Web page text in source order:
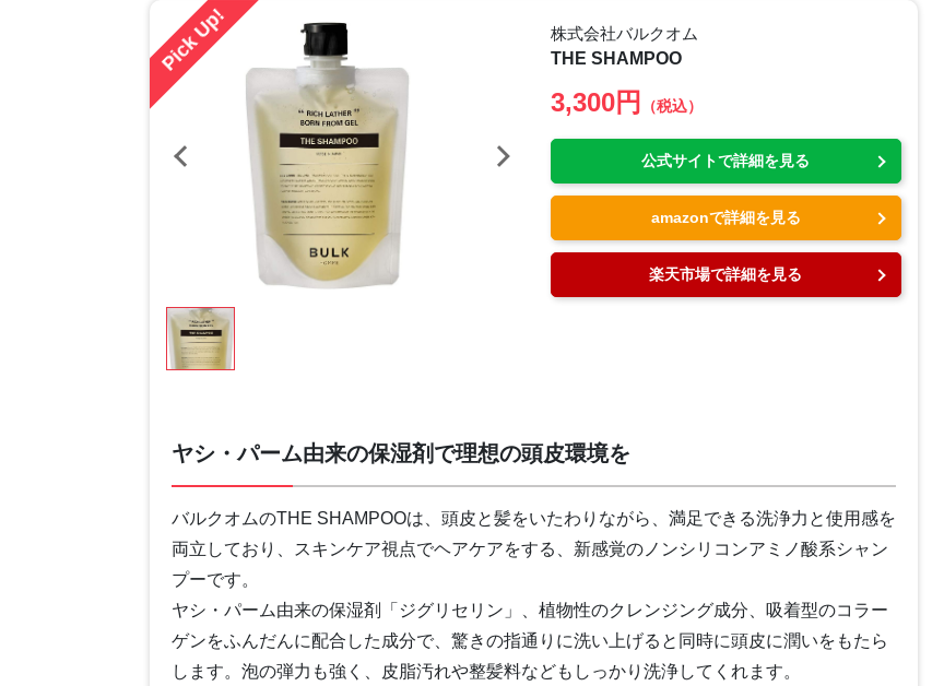
Pick Up!
株式会社バルクオム
THE SHAMPOO
3,300円 （税込）
公式サイトで詳細を見る
amazonで詳細を見る
楽天市場で詳細を見る
ヤシ・パーム由来の保湿剤で理想の頭皮環境を
バルクオムのTHE SHAMPOOは、頭皮と髪をいたわりながら、満足できる洗浄力と使用感を
両立しており、スキンケア視点でヘアケアをする、新感覚のノンシリコンアミノ酸系シャン
プーです。
ヤシ・パーム由来の保湿剤「ジグリセリン」、植物性のクレンジング成分、吸着型のコラー
ゲンをふんだんに配合した成分で、驚きの指通りに洗い上げると同時に頭皮に潤いをもたら
します。泡の弾力も強く、皮脂汚れや整髪料などもしっかり洗浄してくれます。